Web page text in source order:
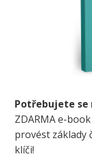
Potřebujete se
ZDARMA e-
provést základy
klíči!